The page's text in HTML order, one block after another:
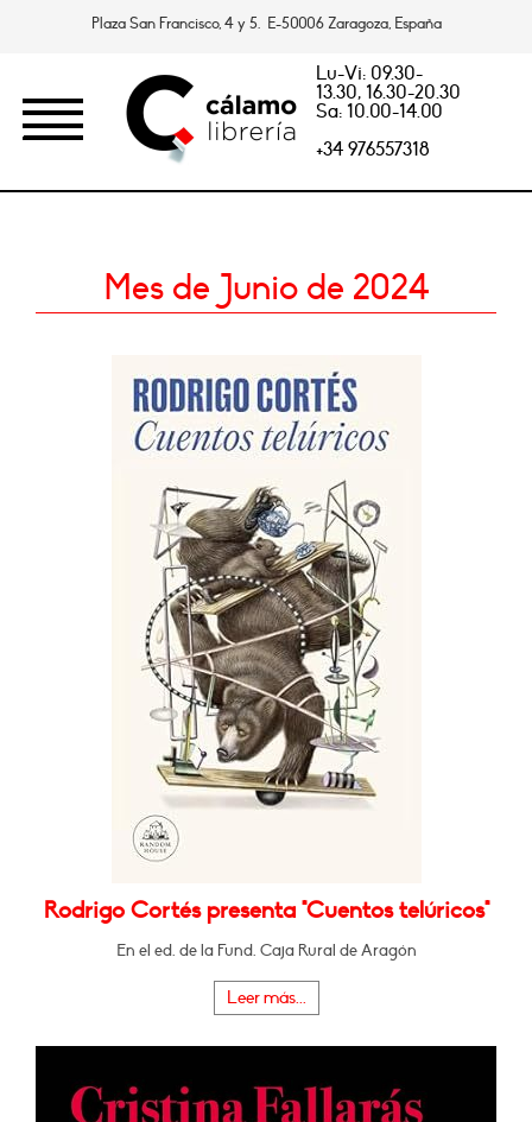
Plaza San Francisco, 4 y 5. E-50006 Zaragoza, España
Lu-Vi: 09.30-
13.30, 16.30-20.30
Sa: 10.00-14.00
+34 976557318
Mes de Junio de 2024
Rodrigo Cortés presenta "Cuentos telúricos"
En el ed. de la Fund. Caja Rural de Aragón
Leer más...